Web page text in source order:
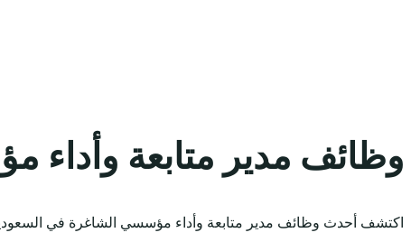
وظائف مدير متابعة وأداء
اكتشف أحدث وظائف مدير متابعة وأداء مؤسسي الشاغرة في السعودية لعام 2026. استعرض الوظائف المتاحة وقدّم مباشرة عبر